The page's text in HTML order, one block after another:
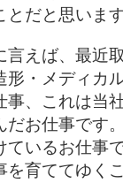
だと思います
えば、最近
形・メディカ
事、これは当
だお仕事です
ているお仕事
を育ててゆく